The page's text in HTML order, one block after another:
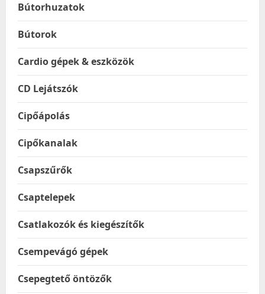
Bútorhuzatok
Bútorok
Cardio gépek & eszközök
CD Lejátszók
Cipőápolás
Cipőkanalak
Csapszűrők
Csaptelepek
Csatlakozók és kiegészítők
Csempevágó gépek
Csepegtető öntözők